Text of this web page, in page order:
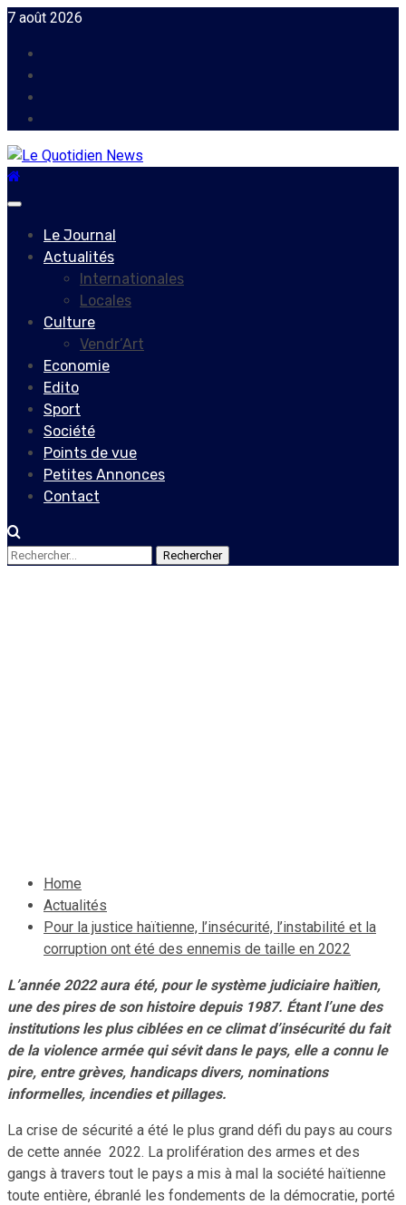
Skip
content
7 août 2026
Primary
Le Journal
Actualités
Internationales
Locales
Culture
Vendr’Art
Economie
Edito
Sport
Société
Points de vue
Petites Annonces
Contact
Rechercher :
Home
Actualités
Pour la justice haïtienne, l’insécurité, l’instabilité et la
corruption ont été des ennemis de taille en 2022
L’année 2022 aura été, pour le système judiciaire haïtien,
une des pires de son histoire depuis 1987. Étant l’une des
institutions les plus ciblées en ce climat d’insécurité du fait
de la violence armée qui sévit dans le pays, elle a connu le
pire, entre grèves, handicaps divers, nominations
informelles, incendies et pillages.
La crise de sécurité a été le plus grand défi du pays au cours
de cette année 2022. La prolifération des armes et des
gangs à travers tout le pays a mis à mal la société haïtienne
toute entière, ébranlé les fondements de la démocratie, porté